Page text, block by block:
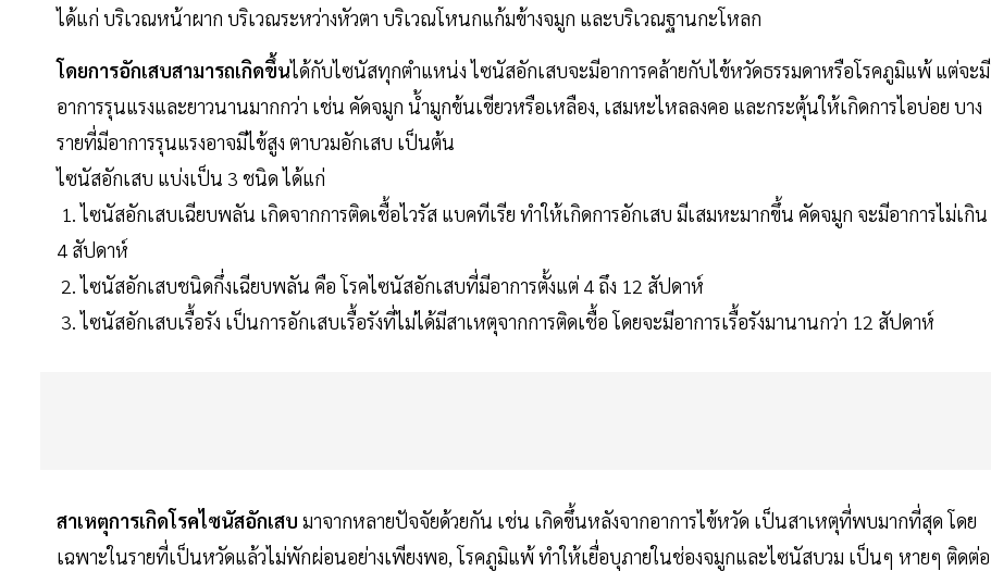
ได้แก่ บริเวณหน้าผาก บริเวณระหว่างหัวตา บริเวณโหนกแก้มข้างจมูก และบริเวณฐานกะโหลก
โดยการอักเสบสามารถเกิดขึ้นได้กับไซนัสทุกตำแหน่ง ไซนัสอักเสบจะมีอาการคล้ายกับไข้หวัดธรรมดาหรือโรคภูมิแพ้ แต่จะมี
อาการรุนแรงและยาวนานมากกว่า เช่น คัดจมูก น้ำมูกข้นเขียวหรือเหลือง, เสมหะไหลลงคอ และกระตุ้นให้เกิดการไอบ่อย บาง
รายที่มีอาการรุนแรงอาจมีไข้สูง ตาบวมอักเสบ เป็นต้น
ไซนัสอักเสบ แบ่งเป็น 3 ชนิด ได้แก่
1. ไซนัสอักเสบเฉียบพลัน เกิดจากการติดเชื้อไวรัส แบคทีเรีย ทำให้เกิดการอักเสบ มีเสมหะมากขึ้น คัดจมูก จะมีอาการไม่เกิน
4 สัปดาห์
2. ไซนัสอักเสบชนิดกึ่งเฉียบพลัน คือ โรคไซนัสอักเสบที่มีอาการตั้งแต่ 4 ถึง 12 สัปดาห์
3. ไซนัสอักเสบเรื้อรัง เป็นการอักเสบเรื้อรังที่ไม่ได้มีสาเหตุจากการติดเชื้อ โดยจะมีอาการเรื้อรังมานานกว่า 12 สัปดาห์
สาเหตุการเกิดโรคไซนัสอักเสบ มาจากหลายปัจจัยด้วยกัน เช่น เกิดขึ้นหลังจากอาการไข้หวัด เป็นสาเหตุที่พบมากที่สุด โดย
เฉพาะในรายที่เป็นหวัดแล้วไม่พักผ่อนอย่างเพียงพอ, โรคภูมิแพ้ ทำให้เยื่อบุภายในช่องจมูกและไซนัสบวม เป็นๆ หายๆ ติดต่อ